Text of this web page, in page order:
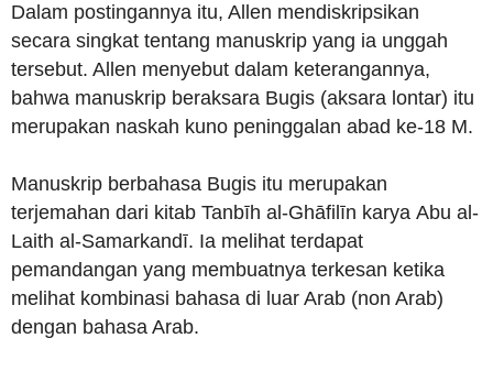
Dalam postingannya itu, Allen mendiskripsikan
secara singkat tentang manuskrip yang ia unggah
tersebut. Allen menyebut dalam keterangannya,
bahwa manuskrip beraksara Bugis (aksara lontar) itu
merupakan naskah kuno peninggalan abad ke-18 M.
Manuskrip berbahasa Bugis itu merupakan
terjemahan dari kitab Tanbīh al-Ghāfilīn karya Abu al-
Laith al-Samarkandī. Ia melihat terdapat
pemandangan yang membuatnya terkesan ketika
melihat kombinasi bahasa di luar Arab (non Arab)
dengan bahasa Arab.